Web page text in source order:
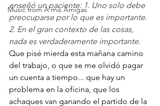
Music from A mis Amigas
enseñó un paciente: 1. Uno solo debe
preocuparse por lo que es importante.
2. En el gran contexto de las cosas,
nada es verdaderamente importante.
Que pisé mierda esta mañana camino
del trabajo, o que se me olvidó pagar
un cuenta a tiempo... que hay un
problema en la oficina, que los
achaques van ganando el partido de la